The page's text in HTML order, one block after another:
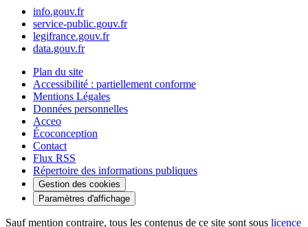
info.gouv.fr
service-public.gouv.fr
legifrance.gouv.fr
data.gouv.fr
Plan du site
Accessibilité : partiellement conforme
Mentions Légales
Données personnelles
Acceo
Écoconception
Contact
Flux RSS
Répertoire des informations publiques
Gestion des cookies
Paramètres d'affichage
Sauf mention contraire, tous les contenus de ce site sont sous licence